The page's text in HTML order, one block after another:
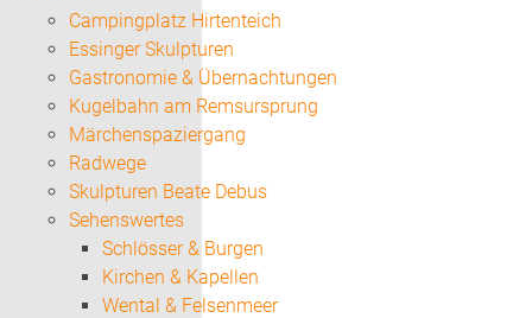
Campingplatz Hirtenteich
Essinger Skulpturen
Gastronomie & Übernachtungen
Kugelbahn am Remsursprung
Märchenspaziergang
Radwege
Skulpturen Beate Debus
Sehenswertes
Schlösser & Burgen
Kirchen & Kapellen
Wental & Felsenmeer